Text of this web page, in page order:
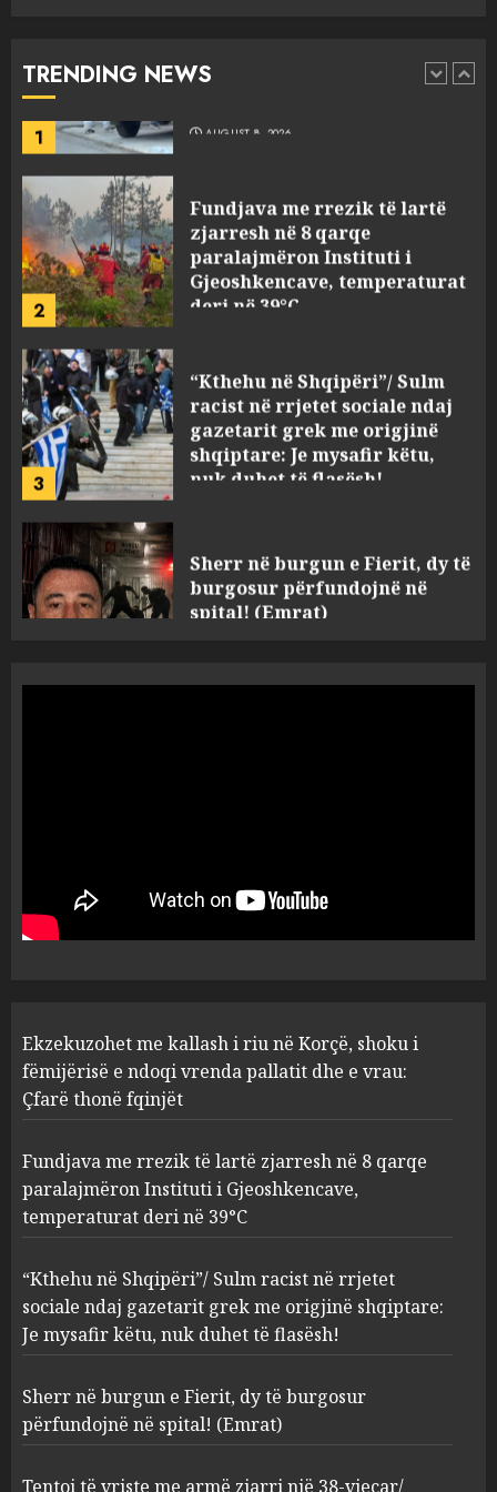
TRENDING NEWS
1 AUGUST 8, 2026
2
paralajmëron Instituti i
Gjeoshkencave, temperaturat
deri në 39°C
AUGUST 8, 2026
3
gazetarit grek me origjinë
shqiptare: Je mysafir këtu,
nuk duhet të flasësh!
AUGUST 8, 2026
4
spital! (Emrat)
AUGUST 8, 2026
1
ndoqi vrenda pallatit dhe e
vrau: Çfarë thonë fqinjët
AUGUST 8, 2026
2
zjarresh në 8 qarqe
paralajmëron Instituti i
deri në 39°C
“Kthehu në Shqipëri”/ Sulm
racist në rrjetet sociale ndaj
gazetarit grek me origjinë
shqiptare: Je mysafir këtu,
nuk duhet të flasësh!
AUGUST 8, 2026
burgosur përfundojnë në
spital! (Emrat)
AUGUST 8, 2026
Ekzekuzohet me kallash i riu në Korçë, shoku i
fëmijërisë e ndoqi vrenda pallatit dhe e vrau:
Çfarë thonë fqinjët
Fundjava me rrezik të lartë zjarresh në 8 qarqe
paralajmëron Instituti i Gjeoshkencave,
temperaturat deri në 39°C
“Kthehu në Shqipëri”/ Sulm racist në rrjetet
sociale ndaj gazetarit grek me origjinë shqiptare:
Je mysafir këtu, nuk duhet të flasësh!
Sherr në burgun e Fierit, dy të burgosur
përfundojnë në spital! (Emrat)
Tentoi të vriste me armë zjarri një 38-vjeçar/